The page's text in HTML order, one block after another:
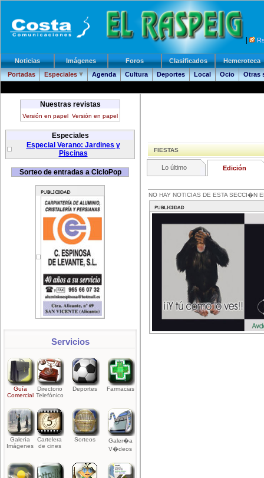
Noticias Imágenes Foros Clasificados
Hemeroteca
Portadas
Especiales Agenda Cultura Deportes Local Ocio Otras
Nuestras revistas
Versión en papel Versión en papel
Especiales
Especial Verano: Jardines y
Piscinas
Sorteo de entradas a CicloPop
Servicios
Guía
Comercial
Directorio
Telefónico
Deportes Farmacias
Galería
Imágenes
Cartelera
de cines
Sorteos
Galer�a
V�deos
FIESTAS
Lo último Edición
NO HAY NOTICIAS DE ESTA SECCI�N